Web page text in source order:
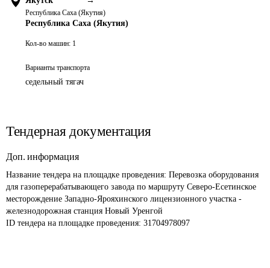
Республика Саха (Якутия)
Республика Саха (Якутия)
Кол-во машин: 1
Варианты транспорта
седельный тягач
Тендерная документация
Доп. информация
Название тендера на площадке проведения: Перевозка оборудования
для газоперерабатывающего завода по маршруту Северо-Есетинское
месторождение Западно-Ярояхинского лицензионного участка -
железнодорожная станция Новый Уренгой
ID тендера на площадке проведения: 31704978097